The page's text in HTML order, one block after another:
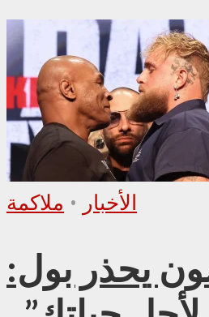
الأخبار • ملاكمة
يحذر بول: